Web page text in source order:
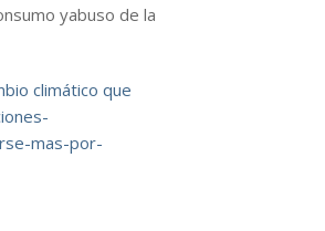
yabuso de la
climático que
mas-por-